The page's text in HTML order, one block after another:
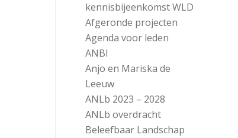
kennisbijeenkomst WLD
Afgeronde projecten
Agenda voor leden
ANBI
Anjo en Mariska de
Leeuw
ANLb 2023 – 2028
ANLb overdracht
Beleefbaar Landschap